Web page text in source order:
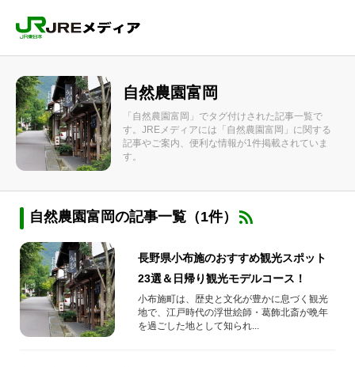
自然農園富岡
「自然農園富岡」でタグ付けされた記事一覧で
す。JREメディアには「自然農園富岡」に関する
記事やご案内、便利な情報が1件掲載されていま
す。
自然農園富岡の記事一覧（1件）
長野県小布施のおすすめ観光スポット
23選＆日帰り観光モデルコース！
小布施町は、歴史と文化が豊かに息づく観光
地で、江戸時代の浮世絵師・葛飾北斎が晩年
を過ごした地として知られ...